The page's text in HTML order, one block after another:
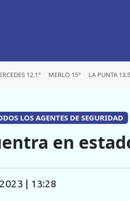
12.1° MERLO 15° LA PUNTA
LOS AGENTES DE SEGURIDAD
en
| 13:28